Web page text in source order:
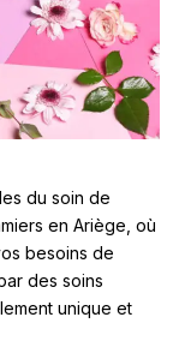
du soin de
en Ariège, où
besoins de
des soins
unique et